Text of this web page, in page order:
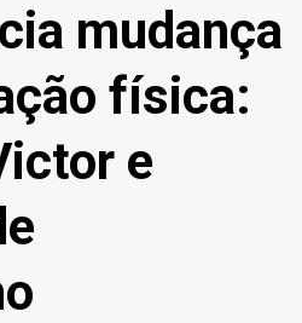
mudança
física:
e